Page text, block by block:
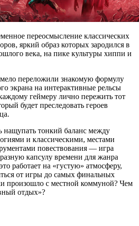
переосмысление классических
яркий образ которых зародился в
века, на пике культуры хиппи и
переложили знакомую формулу
экрана на интерактивные рельсы
геймеру лично пережить тот
будет преследовать героев
нащупать тонкий баланс между
и классическими, местами
повествования — игра
капсулу времени для жанра
работает на «густую» атмосферу,
от игры до самых финальных
произошло с местной коммуной? Чем
отдых»?